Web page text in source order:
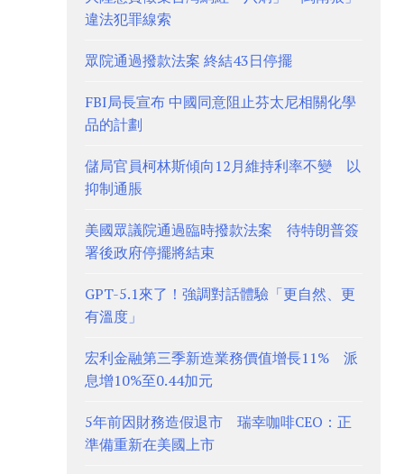
違法犯罪線索
眾院通過撥款法案 終結43日停擺
FBI局長宣布 中國同意阻止芬太尼相關化學
品的計劃
儲局官員柯林斯傾向12月維持利率不變 以
抑制通脹
美國眾議院通過臨時撥款法案 待特朗普簽
署後政府停擺將結束
GPT-5.1來了！強調對話體驗「更自然、更
有溫度」
宏利金融第三季新造業務價值增長11% 派
息增10%至0.44加元
5年前因財務造假退市 瑞幸咖啡CEO：正
準備重新在美國上市